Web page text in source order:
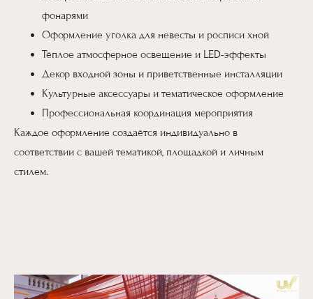
фонарями
Оформление уголка для невесты и росписи хной
Тёплое атмосферное освещение и LED-эффекты
Декор входной зоны и приветственные инсталляции
Культурные аксессуары и тематическое оформление
Профессиональная координация мероприятия
Каждое оформление создаётся индивидуально в
соответствии с вашей тематикой, площадкой и личным
стилем.